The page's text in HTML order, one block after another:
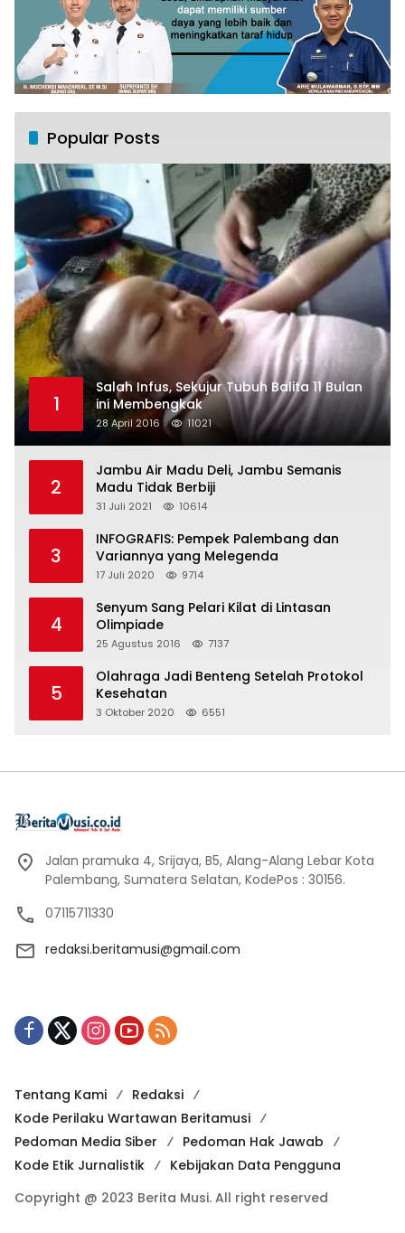
Popular Posts
1
Salah Infus, Sekujur Tubuh Balita 11 Bulan
ini Membengkak
28 April 2016 11021
2
Jambu Air Madu Deli, Jambu Semanis
Madu Tidak Berbiji
31 Juli 2021 10614
3
INFOGRAFIS: Pempek Palembang dan
Variannya yang Melegenda
17 Juli 2020 9714
4
Senyum Sang Pelari Kilat di Lintasan
Olimpiade
25 Agustus 2016 7137
5
Olahraga Jadi Benteng Setelah Protokol
Kesehatan
3 Oktober 2020 6551
Jalan pramuka 4, Srijaya, B5, Alang-Alang Lebar Kota
Palembang, Sumatera Selatan, KodePos : 30156.
07115711330
redaksi.beritamusi@gmail.com
Tentang Kami
Redaksi
Kode Perilaku Wartawan Beritamusi
Pedoman Media Siber
Pedoman Hak Jawab
Kode Etik Jurnalistik
Kebijakan Data Pengguna
Copyright @ 2023 Berita Musi. All right reserved